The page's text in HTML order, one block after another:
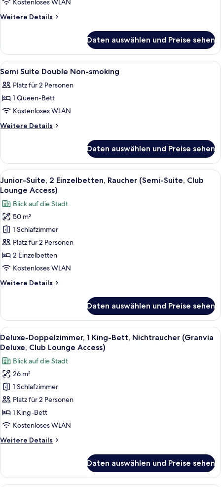
Double
Room
Weitere Details
Weitere
Double
Room
Smoking
Daten auswählen und Preise sehen
Alle
Fotos
für
Semi
Suite
Double
anzeigen
Hochwertige Bettwaren,
3
Semi Suite Double Non-smoking
Platz für 2 Personen
1 Queen-Bett
Kostenloses WLAN
Weitere Details
Weitere
Suite
Double
Non-
smoking
Daten auswählen und Preise sehen
Alle
Fotos
für
Junior-
Suite,
2 Einzelbetten,
Raucher
(Semi-
Suite,
Lounge
Ein Hotelzimmer mit zwei Betten,
8
Junior-Suite, 2 Einzelbetten, Raucher (Semi-Suite, Club
Lounge Access)
Blick auf die Stadt
50 m²
1 Schlafzimmer
Platz für 2 Personen
2 Einzelbetten
Kostenloses WLAN
Weitere Details
Weitere
Suite,
2 Einzelbetten,
Raucher
(Semi-
Club
Lounge
Access)
Daten auswählen und Preise sehen
Alle
Fotos
für
Deluxe-
Doppelzimmer,
1 King-
Bett,
Nichtraucher
(Granvia
Club
anzeigen
Ein modernes Hotelzimmer mit
9
Deluxe-Doppelzimmer, 1 King-Bett, Nichtraucher (Granvia
Deluxe, Club Lounge Access)
Blick auf die Stadt
26 m²
1 Schlafzimmer
Platz für 2 Personen
1 King-Bett
Kostenloses WLAN
Weitere Details
Weitere
Doppelzimmer,
1 King-
Daten auswählen und Preise sehen